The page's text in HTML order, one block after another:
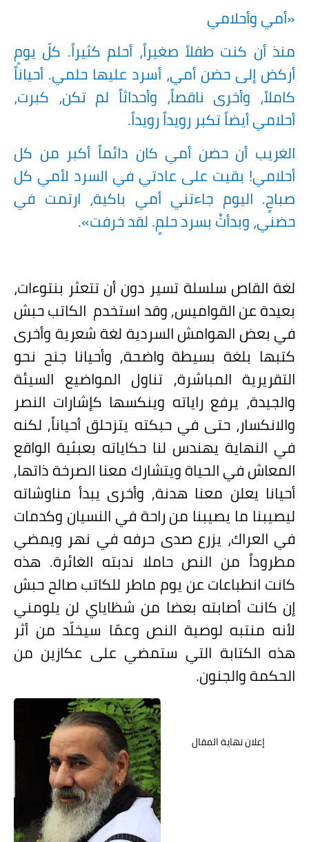
«أمي وأحلامي
منذ أن كنت طفلاً صغيراً، أحلم كثيراً. كلّ يومٍ
أركض إلى حضن أمي، أسرد عليها حلمي. أحياناً
كاملاً، وأخرى ناقصاً، وأحداثاً لم تكن، كبرت،
أحلامي أيضاً تكبر رويداً رويداً.
الغريب أن حضن أمي كان دائماً أكبر من كل
أحلامي! بقيت على عادتي في السرد لأمي كل
صباحٍ. اليوم جاءتني أمي باكية، ارتمت في
حضني، وبدأتْ بسرد حلمٍ. لقد خرفت».
لغة القاص سلسلة تسير دون أن تتعثر بنتوءات،
بعيدة عن القواميس, وقد استخدم الكاتب حبش
في بعض الهوامش السردية لغة شعرية وأخرى
كتبها بلغة بسيطة واضحة, وأحيانا جنح نحو
التقريرية المباشرة, تناول المواضيع السيئة
والجيدة، يرفع راياته وينكسها كإشارات النصر
والانكسار، حتى في حبكته يتزحلق أحياناً, لكنه
في النهاية يهندس لنا حكاياته بعبثية الواقع
المعاش في الحياة ويتشارك معنا الصرخة ذاتها,
أحيانا يعلن معنا هدنة, وأخرى يبدأ مناوشاته
ليصيبنا ما يصيبنا من راحة في النسيان وكدمات
في العراك، يزرع صدى حرفه في نهر ويمضي
مطروداً من النص حاملا ندبته الغائرة. هذه
كانت انطباعات عن يوم ماطر للكاتب صالح حبش
إن كانت أصابته بعضا من شظاياي لن يلومني
لأنه منتبه لوصية النص وعمّا سيخلّد من أثر
هذه الكتابة التي ستمضي على عكازين من
الحكمة والجنون.
إعلان نهاية المقال